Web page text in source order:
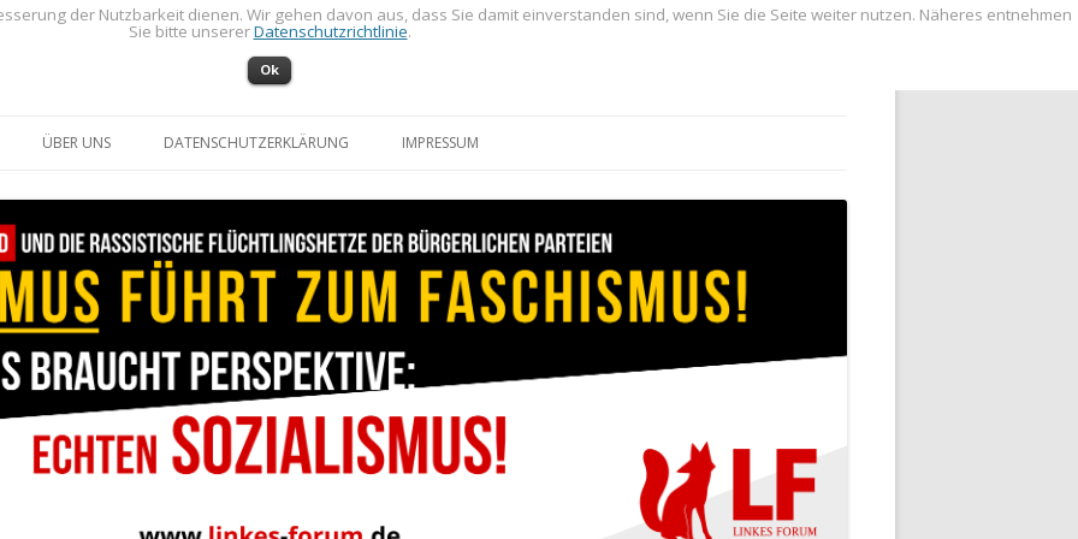
ÜBER UNS DATENSCHUTZERKLÄRUNG IMPRESSUM
der Nutzbarkeit dienen. Wir gehen davon aus, dass Sie damit einverstanden sind, wenn Sie die Seite weiter nutzen. Näheres entnehmen
Sie bitte unsererDatenschutzrichtlinie.
Ok